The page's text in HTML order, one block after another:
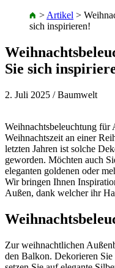
> Artikel >
sich inspirieren!
Sie sich
2. Juli 2025 / Baumwelt
Weihnachtsbeleuchtung für
Weihnachtszeit an einer
letzten Jahren ist solche
geworden. Möchten auch
eleganten goldenen oder
Wir bringen Ihnen
Außen, dank welcher ihr
Zur weihnachtlichen
den Balkon. Dekorieren